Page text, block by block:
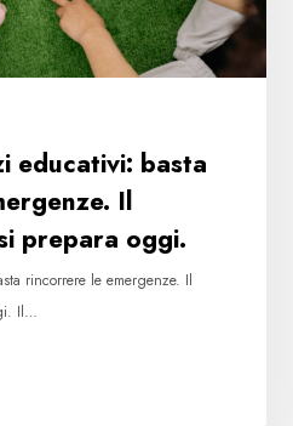
educativi: basta
Il
prepara oggi.
rincorrere le emergenze. Il
Il…